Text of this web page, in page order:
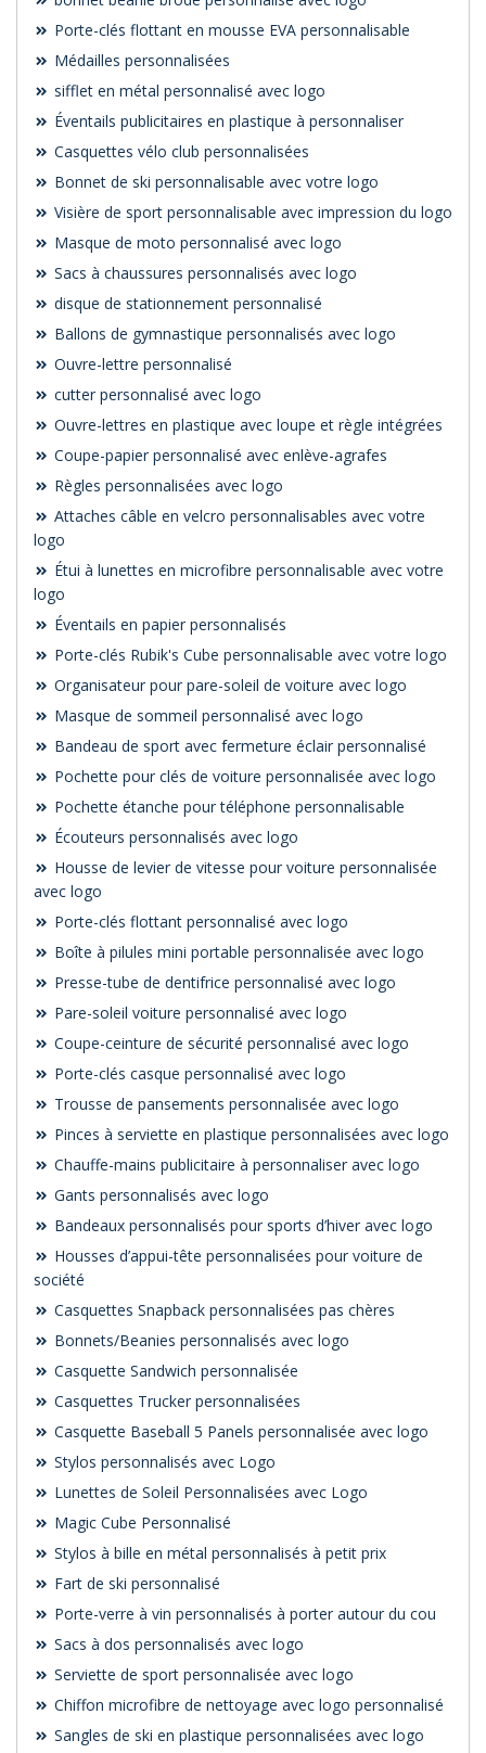
Porte-clés flottant en mousse EVA personnalisable
Médailles personnalisées
sifflet en métal personnalisé avec logo
Éventails publicitaires en plastique à personnaliser
Casquettes vélo club personnalisées
Bonnet de ski personnalisable avec votre logo
Visière de sport personnalisable avec impression du logo
Masque de moto personnalisé avec logo
Sacs à chaussures personnalisés avec logo
disque de stationnement personnalisé
Ballons de gymnastique personnalisés avec logo
Ouvre-lettre personnalisé
cutter personnalisé avec logo
Ouvre-lettres en plastique avec loupe et règle intégrées
Coupe-papier personnalisé avec enlève-agrafes
Règles personnalisées avec logo
Attaches câble en velcro personnalisables avec votre
logo
Étui à lunettes en microfibre personnalisable avec votre
logo
Éventails en papier personnalisés
Porte-clés Rubik's Cube personnalisable avec votre logo
Organisateur pour pare-soleil de voiture avec logo
Masque de sommeil personnalisé avec logo
Bandeau de sport avec fermeture éclair personnalisé
Pochette pour clés de voiture personnalisée avec logo
Pochette étanche pour téléphone personnalisable
Écouteurs personnalisés avec logo
Housse de levier de vitesse pour voiture personnalisée
avec logo
Porte-clés flottant personnalisé avec logo
Boîte à pilules mini portable personnalisée avec logo
Presse-tube de dentifrice personnalisé avec logo
Pare-soleil voiture personnalisé avec logo
Coupe-ceinture de sécurité personnalisé avec logo
Porte-clés casque personnalisé avec logo
Trousse de pansements personnalisée avec logo
Pinces à serviette en plastique personnalisées avec logo
Chauffe-mains publicitaire à personnaliser avec logo
Gants personnalisés avec logo
Bandeaux personnalisés pour sports d’hiver avec logo
Housses d’appui-tête personnalisées pour voiture de
société
Casquettes Snapback personnalisées pas chères
Bonnets/Beanies personnalisés avec logo
Casquette Sandwich personnalisée
Casquettes Trucker personnalisées
Casquette Baseball 5 Panels personnalisée avec logo
Stylos personnalisés avec Logo
Lunettes de Soleil Personnalisées avec Logo
Magic Cube Personnalisé
Stylos à bille en métal personnalisés à petit prix
Fart de ski personnalisé
Porte-verre à vin personnalisés à porter autour du cou
Sacs à dos personnalisés avec logo
Serviette de sport personnalisée avec logo
Chiffon microfibre de nettoyage avec logo personnalisé
Sangles de ski en plastique personnalisées avec logo